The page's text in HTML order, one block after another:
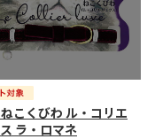
こくびわ ル・コリエ
ラ・ロマネ